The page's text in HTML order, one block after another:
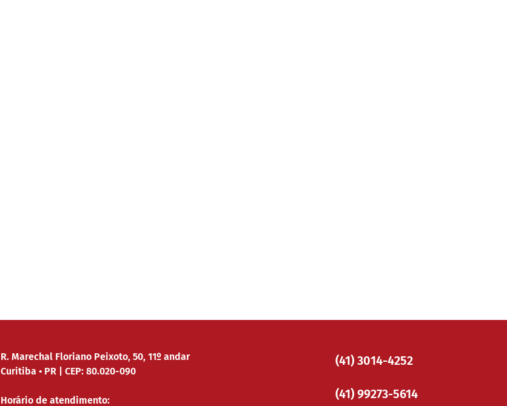
R. Marechal Floriano Peixoto, 50, 11º andar
Curitiba • PR | CEP: 80.020-090
Horário de atendimento:
(41) 3014-4252
(41) 99273-5614